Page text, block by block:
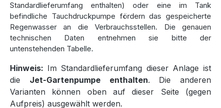
Passendes Zubehör wie die
Liquid-Check
Füllstandsanzeige
oder die Edelstahl-Wasserzapfsäule
bei uns ebenfalls erhältlich. Entdecken Sie außerdem unser
umfangreiches Angebot in der Kategorie
Persönliche Beratung – Wir sind für
Sie da
Standardlieferumfang enthalten) oder eine im Tank
befindliche Tauchdruckpumpe fördern das gespeicherte
Regenwasser an die Verbrauchsstellen. Die genauen
technischen Daten entnehmen sie bitte der
untenstehenden Tabelle.
Hinweis: Im Standardlieferumfang dieser Anlage ist
die Jet-Gartenpumpe enthalten. Die anderen
Varianten können oben auf dieser Seite (gegen
Aufpreis) ausgewählt werden.